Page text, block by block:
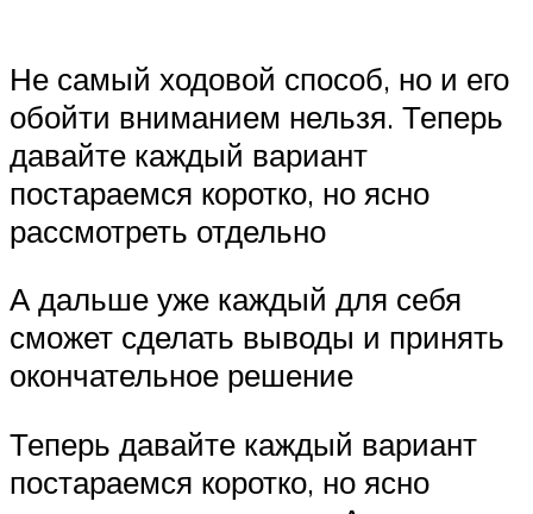
Не самый ходовой способ, но и его
обойти вниманием нельзя. Теперь
давайте каждый вариант
постараемся коротко, но ясно
рассмотреть отдельно
А дальше уже каждый для себя
сможет сделать выводы и принять
окончательное решение
Теперь давайте каждый вариант
постараемся коротко, но ясно